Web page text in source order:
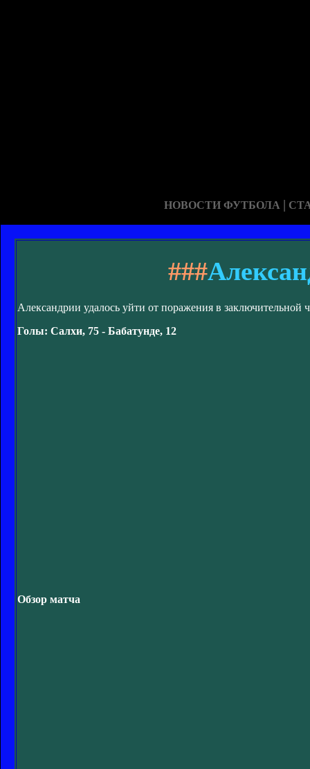
НОВОСТИ ФУТБОЛА |
###
Александрии удалось уйти от поражения в
Голы: Салхи, 75 - Бабатунде, 12
Обзор матча